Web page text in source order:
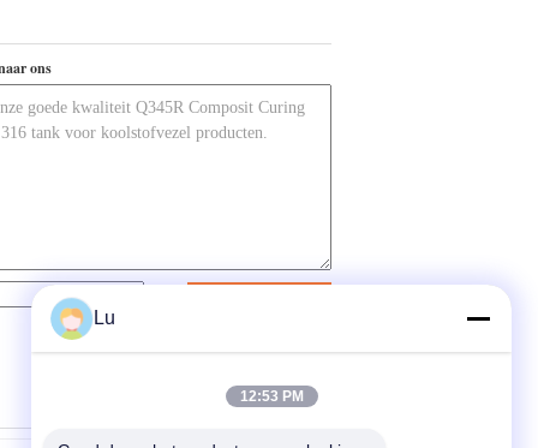
ons
Lu
12:53 PM